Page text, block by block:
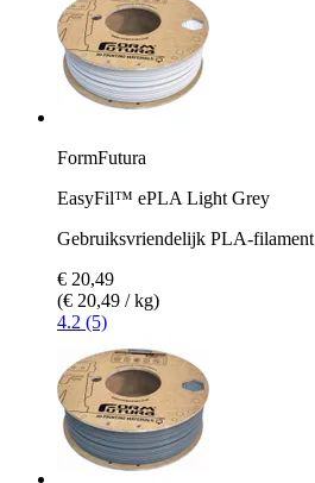
FormFutura
EasyFil™ ePLA Light Grey
Gebruiksvriendelijk PLA-filament
€ 20,49
(€ 20,49 / kg)
4.2 (5)